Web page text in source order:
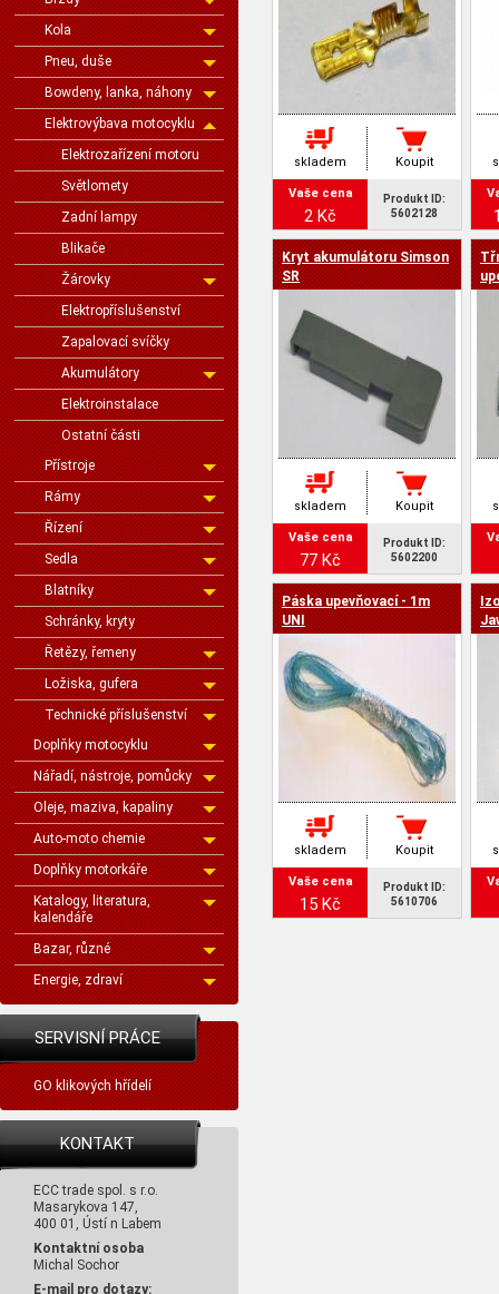
Kola
Pneu, duše
Bowdeny, lanka, náhony
Elektrovýbava motocyklu
Elektrozařízení motoru
Světlomety
Zadní lampy
Blikače
Žárovky
Elektropříslušenství
Zapalovací svíčky
Akumulátory
Elektroinstalace
Ostatní části
Přístroje
Rámy
Řízení
Sedla
Blatníky
Schránky, kryty
Řetězy, řemeny
Ložiska, gufera
Technické příslušenství
Doplňky motocyklu
Nářadí, nástroje, pomůcky
Oleje, maziva, kapaliny
Auto-moto chemie
Doplňky motorkáře
Katalogy, literatura,
kalendáře
Bazar, různé
Energie, zdraví
SERVISNÍ PRÁCE
GO klikových hřídelí
KONTAKT
ECC trade spol. s r.o.
Masarykova 147,
400 01, Ústí n Labem
Kontaktní osoba
Michal Sochor
E-mail pro dotazy:
skladem Koupit
Vaše cena
2 Kč
Produkt ID:
5602128
Kryt akumulátoru Simson
SR
skladem Koupit
Vaše cena
77 Kč
Produkt ID:
5602200
Páska upevňovací - 1m
UNI
skladem Koupit
Vaše cena
15 Kč
Produkt ID:
5610706